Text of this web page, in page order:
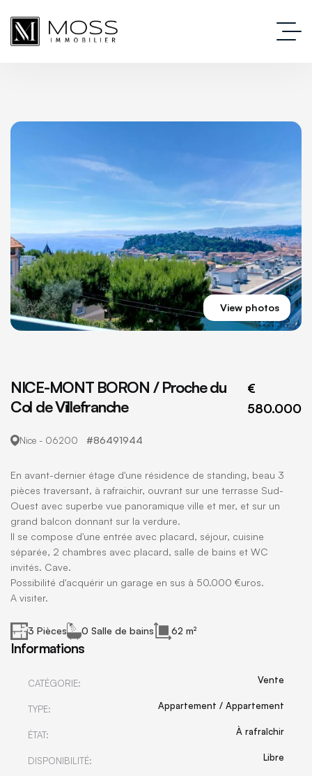
View photos
NICE-MONT BORON / Proche du
Col de Villefranche
€
580.000
Nice - 06200 #86491944
En avant-dernier étage d'une résidence de standing, beau 3
pièces traversant, à rafraichir, ouvrant sur une terrasse Sud-
Ouest avec superbe vue panoramique ville et mer, et sur un
grand balcon donnant sur la verdure.
Il se compose d'une entrée avec placard, séjour, cuisine
séparée, 2 chambres avec placard, salle de bains et WC
invités. Cave.
Possibilité d'acquérir un garage en sus à 50.000 €uros.
A visiter.
3 Pièces 0 Salle de bains 62 m²
Informations
CATÉGORIE: Vente
TYPE: Appartement / Appartement
ÉTAT: À rafraîchir
DISPONIBILITÉ: Libre